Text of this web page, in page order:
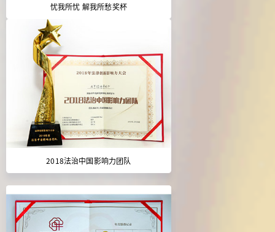
忧我所忧 解我所愁奖杯
2018法治中国影响力团队